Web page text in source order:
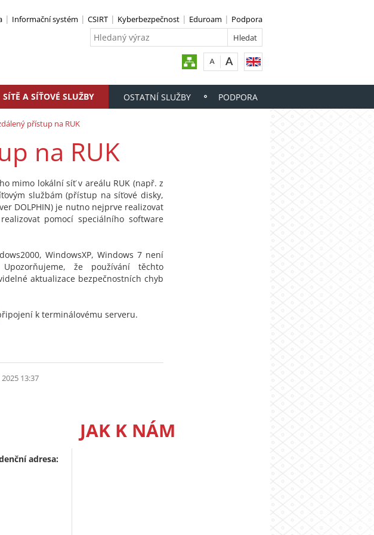
Informační systém CSIRT Kyberbezpečnost Eduroam Podpora
SÍTĚ A SÍŤOVÉ SLUŽBY OSTATNÍ SLUŽBY PODPORA
přístup na RUK
na RUK
mimo lokální síť v areálu RUK (např. z
službám (přístup na síťové disky,
DOLPHIN) je nutno nejprve realizovat
pomocí speciálního software
WindowsXP, Windows 7 není
že používání těchto
aktualizace bezpečnostních chyb
k terminálovému serveru.
13:37
adresa:
JAK K NÁM